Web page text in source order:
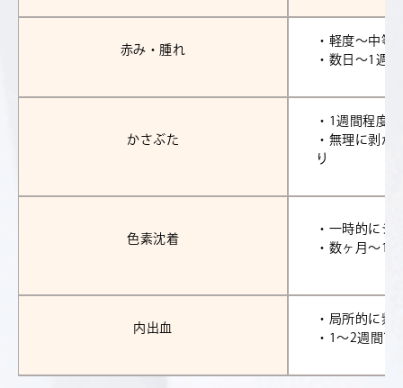
赤み・腫れ
・軽度～中等
・数日～1週
かさぶた
・1週間程度
・無理に剥が
り
色素沈着
・一時的にシ
・数ヶ月～1
内出血
・局所的に紫
・1～2週間で